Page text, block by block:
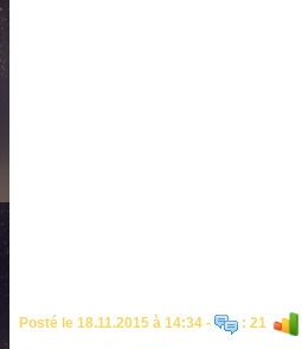
Posté le 18.11.2015 à 14:34 - : 21